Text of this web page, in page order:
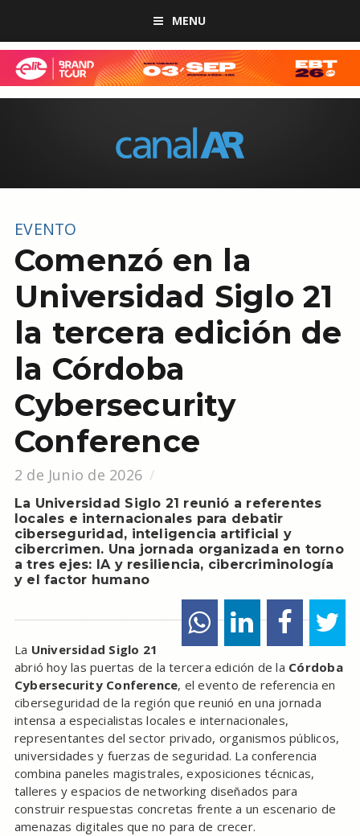
MENU
EVENTO
Comenzó en la
Universidad Siglo 21
la tercera edición de
la Córdoba
Cybersecurity
Conference
2 de Junio de 2026
La Universidad Siglo 21 reunió a referentes
locales e internacionales para debatir
ciberseguridad, inteligencia artificial y
cibercrimen. Una jornada organizada en torno
a tres ejes: IA y resiliencia, cibercriminología
y el factor humano
La Universidad Siglo 21
abrió hoy las puertas de la tercera edición de la Córdoba
Cybersecurity Conference, el evento de referencia en
ciberseguridad de la región que reunió en una jornada
intensa a especialistas locales e internacionales,
representantes del sector privado, organismos públicos,
universidades y fuerzas de seguridad. La conferencia
combina paneles magistrales, exposiciones técnicas,
talleres y espacios de networking diseñados para
construir respuestas concretas frente a un escenario de
amenazas digitales que no para de crecer.